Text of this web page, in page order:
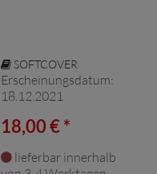
SOFTCOVER
Erscheinungsdatum:
18.12.2021
18,00 € *
lieferbar innerhalb